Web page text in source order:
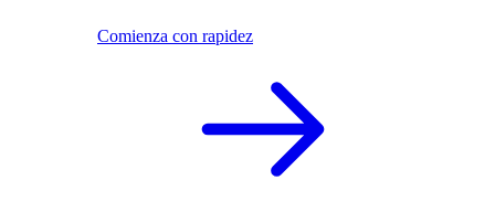
Comienza con rapidez